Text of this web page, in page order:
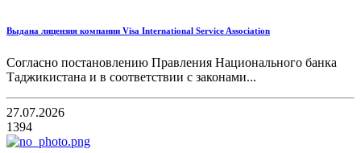
Выдана лицензия компании Visa International Service Association
Согласно постановлению Правления Национального банка
Таджикистана и в соответствии с законами...
27.07.2026
1394